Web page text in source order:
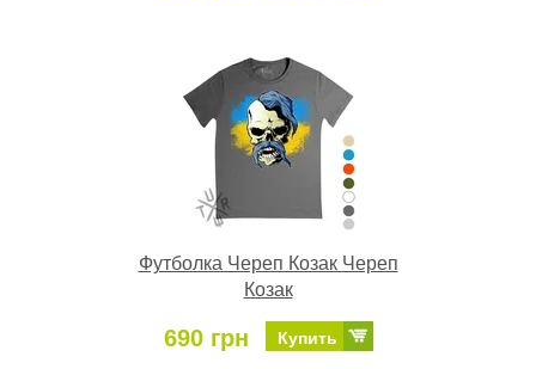
Футболка Череп Козак Череп
Козак
690 грн Купить